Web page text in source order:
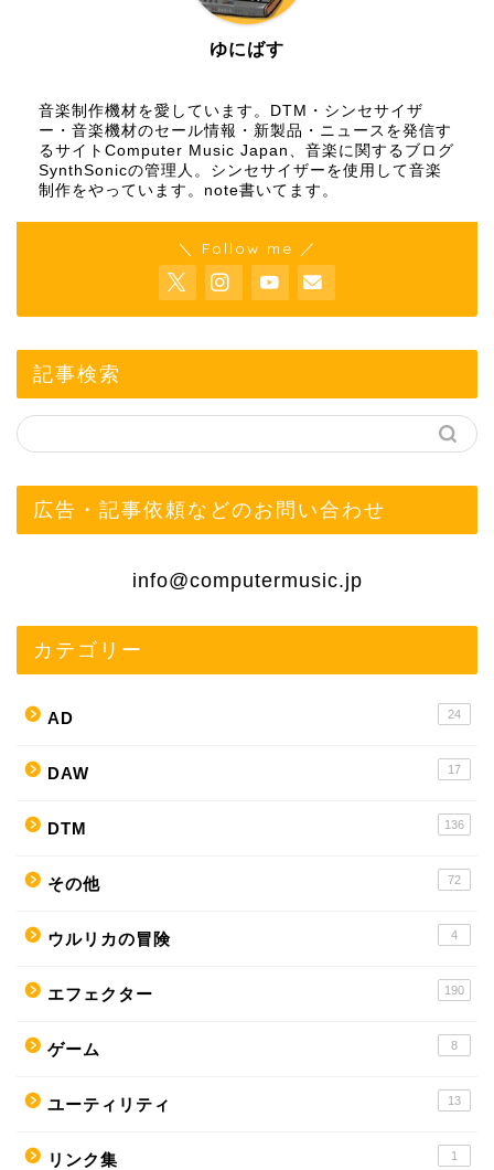
ゆにばす
音楽制作機材を愛しています。DTM・シンセサイザ
ー・音楽機材のセール情報・新製品・ニュースを発信す
るサイトComputer Music Japan、音楽に関するブログ
SynthSonicの管理人。シンセサイザーを使用して音楽
制作をやっています。 note書いてます。
＼ Follow me ／
記事検索
広告・記事依頼などのお問い合わせ
info@computermusic.jp
カテゴリー
AD 24
DAW 17
DTM 136
その他 72
ウルリカの冒険 4
エフェクター 190
ゲーム 8
ユーティリティ 13
リンク集 1